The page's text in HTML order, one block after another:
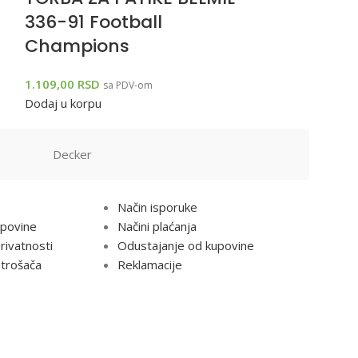
336-91 Football
Champions
1.109,00 RSD sa PDV-om
Dodaj u korpu
Decker
Način isporuke
Načini plaćanja
Odustajanje od kupovine
Reklamacije